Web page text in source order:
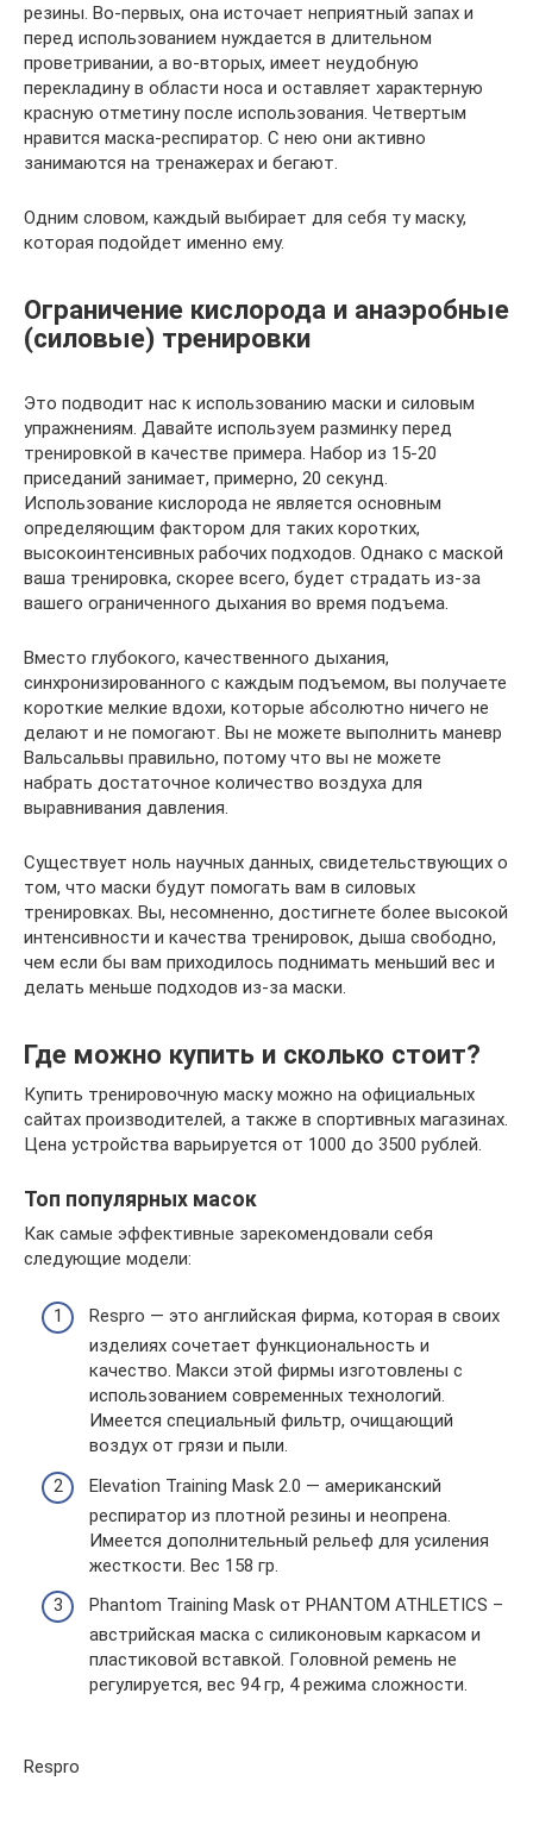
резины. Во-первых, она источает неприятный запах и
перед использованием нуждается в длительном
проветривании, а во-вторых, имеет неудобную
перекладину в области носа и оставляет характерную
красную отметину после использования. Четвертым
нравится маска-респиратор. С нею они активно
занимаются на тренажерах и бегают.
Одним словом, каждый выбирает для себя ту маску,
которая подойдет именно ему.
Ограничение кислорода и анаэробные
(силовые) тренировки
Это подводит нас к использованию маски и силовым
упражнениям. Давайте используем разминку перед
тренировкой в качестве примера. Набор из 15-20
приседаний занимает, примерно, 20 секунд.
Использование кислорода не является основным
определяющим фактором для таких коротких,
высокоинтенсивных рабочих подходов. Однако с маской
ваша тренировка, скорее всего, будет страдать из-за
вашего ограниченного дыхания во время подъема.
Вместо глубокого, качественного дыхания,
синхронизированного с каждым подъемом, вы получаете
короткие мелкие вдохи, которые абсолютно ничего не
делают и не помогают. Вы не можете выполнить маневр
Вальсальвы правильно, потому что вы не можете
набрать достаточное количество воздуха для
выравнивания давления.
Существует ноль научных данных, свидетельствующих о
том, что маски будут помогать вам в силовых
тренировках. Вы, несомненно, достигнете более высокой
интенсивности и качества тренировок, дыша свободно,
чем если бы вам приходилось поднимать меньший вес и
делать меньше подходов из-за маски.
Где можно купить и сколько стоит?
Купить тренировочную маску можно на официальных
сайтах производителей, а также в спортивных магазинах.
Цена устройства варьируется от 1000 до 3500 рублей.
Топ популярных масок
Как самые эффективные зарекомендовали себя
следующие модели:
Respro — это английская фирма, которая в своих
изделиях сочетает функциональность и
качество. Макси этой фирмы изготовлены с
использованием современных технологий.
Имеется специальный фильтр, очищающий
воздух от грязи и пыли.
Elevation Training Mask 2.0 — американский
респиратор из плотной резины и неопрена.
Имеется дополнительный рельеф для усиления
жесткости. Вес 158 гр.
Phantom Training Mask от PHANTOM ATHLETICS –
австрийская маска с силиконовым каркасом и
пластиковой вставкой. Головной ремень не
регулируется, вес 94 гр, 4 режима сложности.
Respro